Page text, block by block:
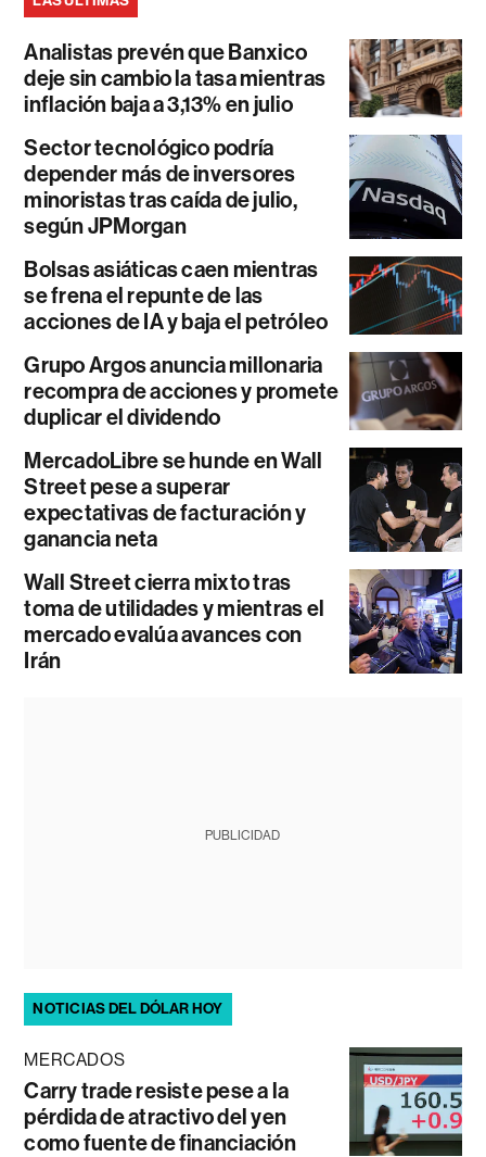
Analistas prevén que Banxico
deje sin cambio la tasa mientras
inflación baja a 3,13% en julio
Sector tecnológico podría
depender más de inversores
minoristas tras caída de julio,
según JPMorgan
Bolsas asiáticas caen mientras
se frena el repunte de las
acciones de IA y baja el petróleo
Grupo Argos anuncia millonaria
recompra de acciones y promete
duplicar el dividendo
MercadoLibre se hunde en Wall
Street pese a superar
expectativas de facturación y
ganancia neta
Wall Street cierra mixto tras
toma de utilidades y mientras el
mercado evalúa avances con
Irán
PUBLICIDAD
NOTICIAS DEL DÓLAR HOY
MERCADOS
Carry trade resiste pese a la
pérdida de atractivo del yen
como fuente de financiación